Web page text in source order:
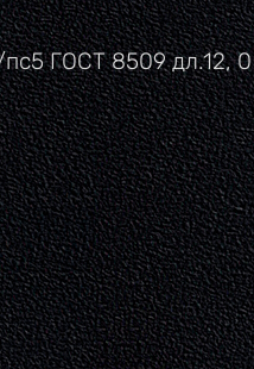
ГОСТ 8509 дл.12, 0